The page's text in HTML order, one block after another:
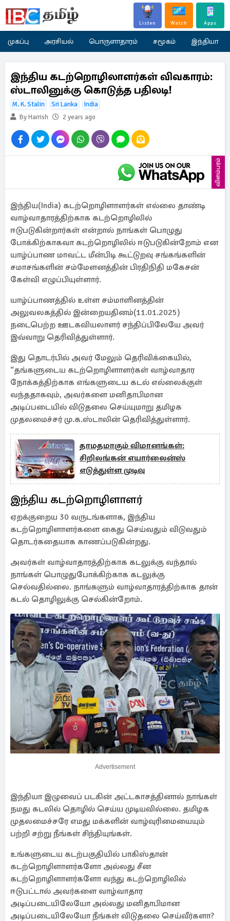
Listen Watch Apps
முகப்பு அரசியல் பொருளாதாரம் சமூகம் இந்தியா
இந்திய கடற்றொழிலாளர்கள் விவகாரம்:
ஸ்டாலினுக்கு கொடுத்த பதிலடி!
M. K. Stalin Sri Lanka
India
By Harrish
2 years ago
விளம்பரம்
இந்திய(India) கடற்றொழிளாளர்கள் எல்லை தாண்டி
வாழ்வாதாரத்திற்காக கடற்றொழிலில்
ஈடுபடுகின்றார்கள் என்றால் நாங்கள் பொழுது
போக்கிற்காகவா கடற்றொழிலில் ஈடுபடுகின்றோம் என
யாழ்ப்பாண மாவட்ட மீன்பிடி கூட்டுறவு சங்கங்களின்
சமாசங்களின் சம்மேளனத்தின் பிரதிநிதி மகேசன்
கேள்வி எழுப்பியுள்ளார்.
யாழ்ப்பாணத்தில் உள்ள சம்மாளினத்தின்
அலுவலகத்தில் இன்றையதினம்(11.01.2025)
நடைபெற்ற ஊடகவியலாளர் சந்திப்பிலேயே அவர்
இவ்வாறு தெரிவித்துள்ளார்.
இது தொடர்பில் அவர் மேலும் தெரிவிக்கையில்,
“தங்களுடைய கடற்றொழிளாளர்கள் வாழ்வாதார
நோக்கத்திற்காக எங்களுடைய கடல் எல்லைக்குள்
வந்ததாகவும், அவர்களை மனிதாபிமான
அடிப்படையில் விடுதலை செய்யுமாறு தமிழக
முதலமைச்சர் மு.க.ஸ்டாலின் தெரிவித்துள்ளார்.
தாமதமாகும் விமானங்கள்:
சிறிலங்கன் எயார்லைன்ஸ்
எடுத்துள்ள முடிவு
இந்திய கடற்றொழிளாளர்
ஏறக்குறைய 30 வருடங்களாக, இந்திய
கடற்றொழிளாளர்களை கைது செய்வதும் விடுவதும்
தொடர்கதையாக காணப்படுகின்றது.
அவர்கள் வாழ்வாதாரத்திற்காக கடலுக்கு வந்தால்
நாங்கள் பொழுதுபோக்கிற்காக கடலுக்கு
செல்வதில்லை. நாங்களும் வாழ்வாதாரத்திற்காக தான்
கடல் தொழிலுக்கு செல்கின்றோம்.
Advertisement
இந்தியா இழுவைப் படகின் அட்டகாசத்தினால் நாங்கள்
நமது கடலில் தொழில் செய்ய முடியவில்லை. தமிழக
முதலமைச்சரே எமது மக்களின் வாழ்வுரிமையையும்
பற்றி சற்று நீங்கள் சிந்தியுங்கள்.
உங்களுடைய கடற்பகுதியில் பாகிஸ்தான்
கடற்றொழிளாளர்களோ அல்லது சீன
கடற்றொழிளாளர்களோ வந்து கடற்றொழிலில்
ஈடுபட்டால் அவர்களை வாழ்வாதார
அடிப்படையிலேயோ அல்லது மனிதாபிமான
அடிப்படையிலேயோ நீங்கள் விடுதலை செய்வீர்களா?